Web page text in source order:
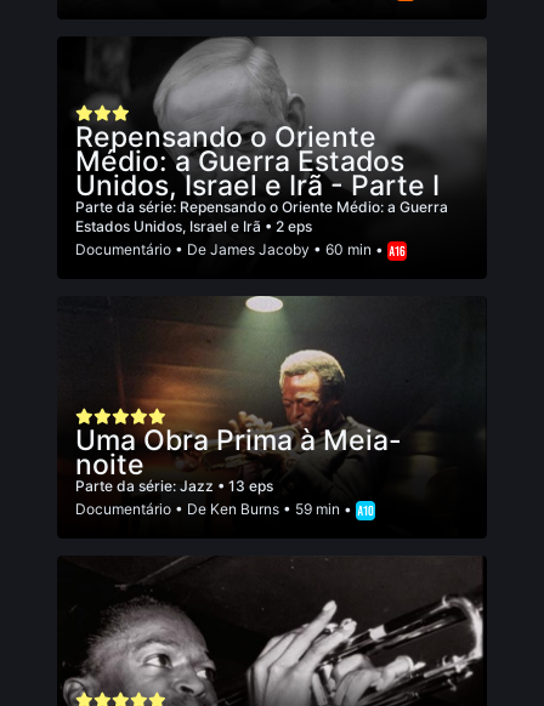
Repensando o Oriente
Médio: a Guerra Estados
Unidos, Israel e Irã - Parte I
Parte da série: Repensando o Oriente Médio: a Guerra
Estados Unidos, Israel e Irã • 2 eps
Documentário • De James Jacoby • 60 min •
Uma Obra Prima à Meia-
noite
Parte da série: Jazz • 13 eps
Documentário • De Ken Burns • 59 min •